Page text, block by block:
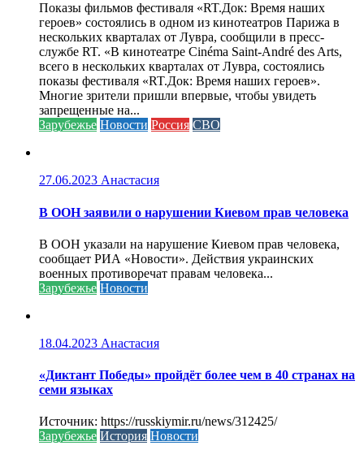
Показы фильмов фестиваля «RT.Док: Время наших
героев» состоялись в одном из кинотеатров Парижа в
нескольких кварталах от Лувра, сообщили в пресс-
службе RT. «В кинотеатре Cinéma Saint-André des Arts,
всего в нескольких кварталах от Лувра, состоялись
показы фестиваля «RT.Док: Время наших героев».
Многие зрители пришли впервые, чтобы увидеть
запрещенные на...
Зарубежье Новости Россия СВО
27.06.2023 Анастасия
В ООН заявили о нарушении Киевом прав человека
В ООН указали на нарушение Киевом прав человека,
сообщает РИА «Новости». Действия украинских
военных противоречат правам человека...
Зарубежье Новости
18.04.2023 Анастасия
«Диктант Победы» пройдёт более чем в 40 странах на
семи языках
Источник: https://russkiymir.ru/news/312425/
Зарубежье История Новости